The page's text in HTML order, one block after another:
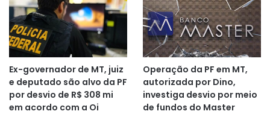
Ex-governador de MT, juiz
e deputado são alvo da PF
por desvio de R$ 308 mi
em acordo com a Oi
Operação da PF em MT,
autorizada por Dino,
investiga desvio por meio
de fundos do Master